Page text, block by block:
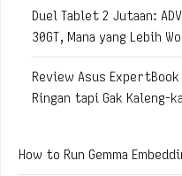
Duel Tablet 2 Jutaan:
30GT, Mana yang Lebih
Review Asus ExpertBook
Ringan tapi Gak Kaleng-
How to Run Gemma